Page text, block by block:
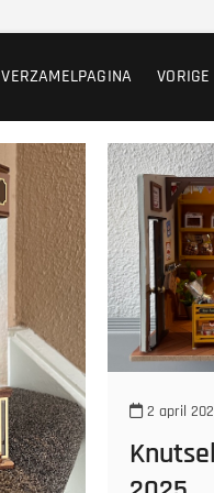
VERZAMELPAGINA
2 april